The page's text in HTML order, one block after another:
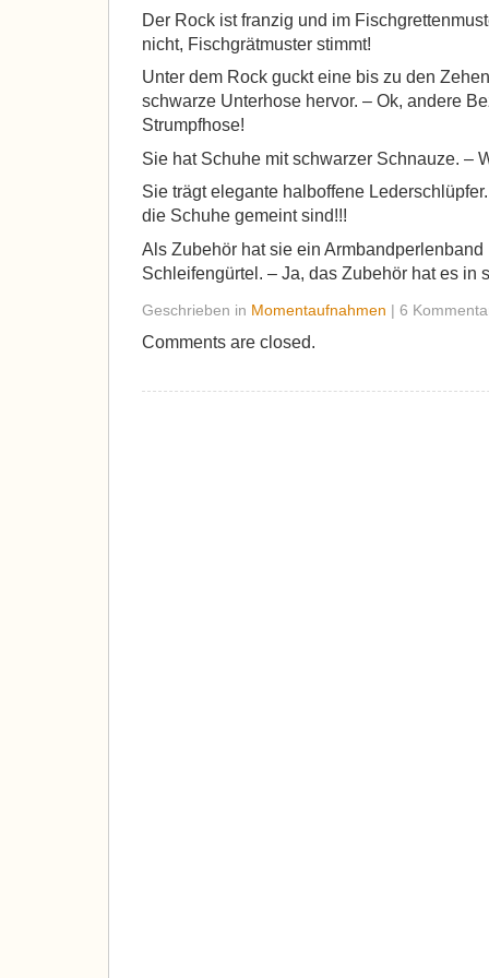
Der Rock ist franzig und im
nicht, Fischgrätmuster stimmt!
Unter dem Rock guckt eine bis zu den
schwarze Unterhose hervor. – Ok, andere
Strumpfhose!
Sie hat Schuhe mit schwarzer Schnauze. –
Sie trägt elegante halboffene
die Schuhe gemeint sind!!!
Als Zubehör hat sie ein
Schleifengürtel. – Ja, das Zubehör hat es in
Geschrieben in Momentaufnahmen | 6
Comments are closed.